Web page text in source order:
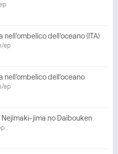
nell'ombelico dell'oceano (ITA)
ep
nell'ombelico dell'oceano
ep
Nejimaki-jima no Daibouken